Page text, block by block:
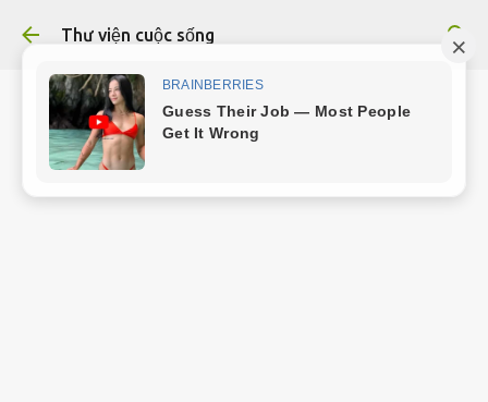
Chuyển đến nội dung chính
Thư viện cuộc sống